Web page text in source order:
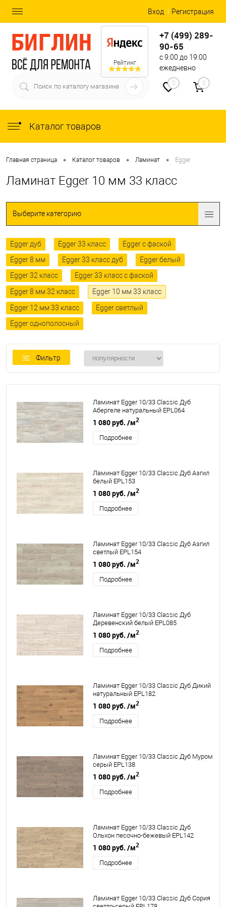
Вход Регистрация
Рейтинг
+7 (499) 289-
90-65
с 9:00 до 19:00
ежедневно
0 0
Каталог товаров
Главная страница • Каталог товаров • Ламинат • Egger
Ламинат Egger 10 мм 33 класс
Выберите категорию
Egger дуб Egger 33 класс
Egger с фаской
Egger 8 мм
Egger 33 класс дуб
Egger белый
Egger 32 класс
Egger 33 класс с фаской
Egger 8 мм 32 класс
Egger 10 мм 33 класс
Egger 12 мм 33 класс
Egger светлый
Egger однополосный
Фильтр
Ламинат Egger 10/33 Classic Дуб
Абергеле натуральный EPL064
1 080 руб. /м2
Подробнее
Ламинат Egger 10/33 Classic Дуб Азгил
белый EPL153
1 080 руб. /м2
Подробнее
Ламинат Egger 10/33 Classic Дуб Азгил
светлый EPL154
1 080 руб. /м2
Подробнее
Ламинат Egger 10/33 Classic Дуб
Деревенский белый EPL085
1 080 руб. /м2
Подробнее
Ламинат Egger 10/33 Classic Дуб Дикий
натуральный EPL182
1 080 руб. /м2
Подробнее
Ламинат Egger 10/33 Classic Дуб Муром
серый EPL138
1 080 руб. /м2
Подробнее
Ламинат Egger 10/33 Classic Дуб
Ольхон песочно-бежевый EPL142
1 080 руб. /м2
Подробнее
Ламинат Egger 10/33 Classic Дуб Сория